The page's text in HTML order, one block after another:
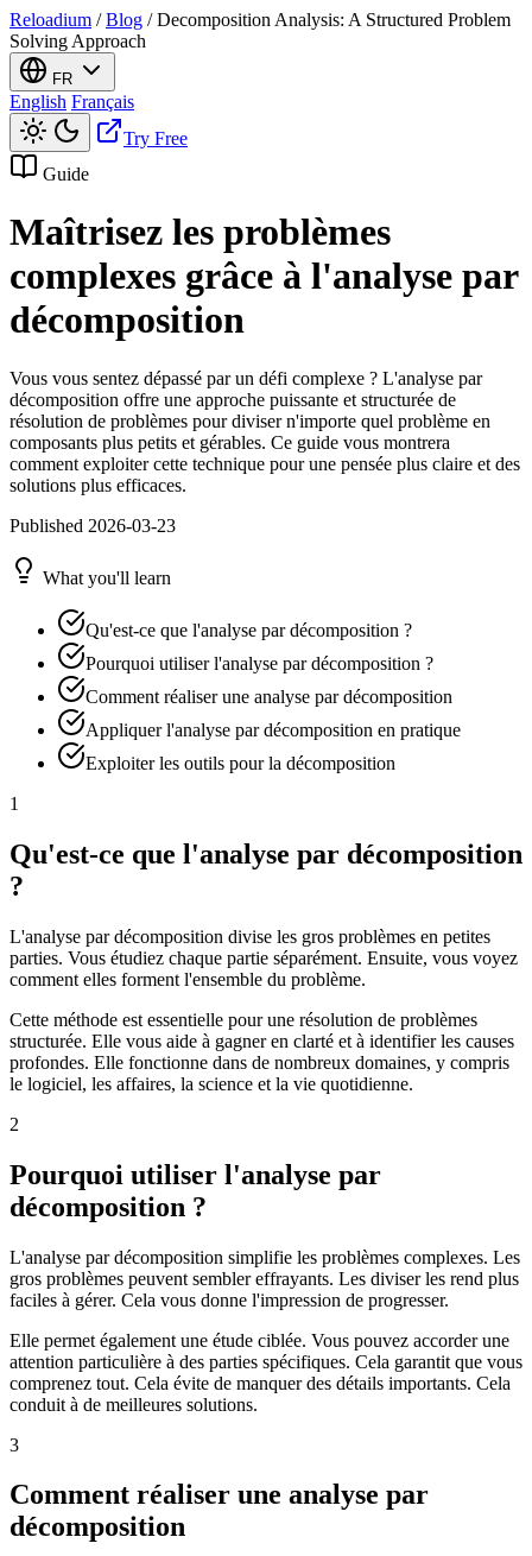
Reloadium / Blog / Decomposition Analysis: A Structured Problem
Solving Approach
FR
English Français
Try Free
Guide
Maîtrisez les problèmes
complexes grâce à l'analyse par
décomposition
Vous vous sentez dépassé par un défi complexe ? L'analyse par
décomposition offre une approche puissante et structurée de
résolution de problèmes pour diviser n'importe quel problème en
composants plus petits et gérables. Ce guide vous montrera
comment exploiter cette technique pour une pensée plus claire et des
solutions plus efficaces.
Published 2026-03-23
What you'll learn
Qu'est-ce que l'analyse par décomposition ?
Pourquoi utiliser l'analyse par décomposition ?
Comment réaliser une analyse par décomposition
Appliquer l'analyse par décomposition en pratique
Exploiter les outils pour la décomposition
1
Qu'est-ce que l'analyse par décomposition
?
L'analyse par décomposition divise les gros problèmes en petites
parties. Vous étudiez chaque partie séparément. Ensuite, vous voyez
comment elles forment l'ensemble du problème.
Cette méthode est essentielle pour une résolution de problèmes
structurée. Elle vous aide à gagner en clarté et à identifier les causes
profondes. Elle fonctionne dans de nombreux domaines, y compris
le logiciel, les affaires, la science et la vie quotidienne.
2
Pourquoi utiliser l'analyse par
décomposition ?
L'analyse par décomposition simplifie les problèmes complexes. Les
gros problèmes peuvent sembler effrayants. Les diviser les rend plus
faciles à gérer. Cela vous donne l'impression de progresser.
Elle permet également une étude ciblée. Vous pouvez accorder une
attention particulière à des parties spécifiques. Cela garantit que vous
comprenez tout. Cela évite de manquer des détails importants. Cela
conduit à de meilleures solutions.
3
Comment réaliser une analyse par
décomposition